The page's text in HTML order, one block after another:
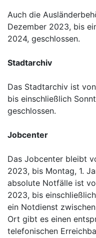
Auch die
Dezember 2023, bis
2024, geschlossen.
Stadtarchiv
Das Stadtarchiv ist
bis einschließlich
geschlossen.
Jobcenter
Das Jobcenter bleibt
2023, bis Montag, 1.
absolute Notfälle ist
2023, bis
ein Notdienst
Ort gibt es einen
telefonischen